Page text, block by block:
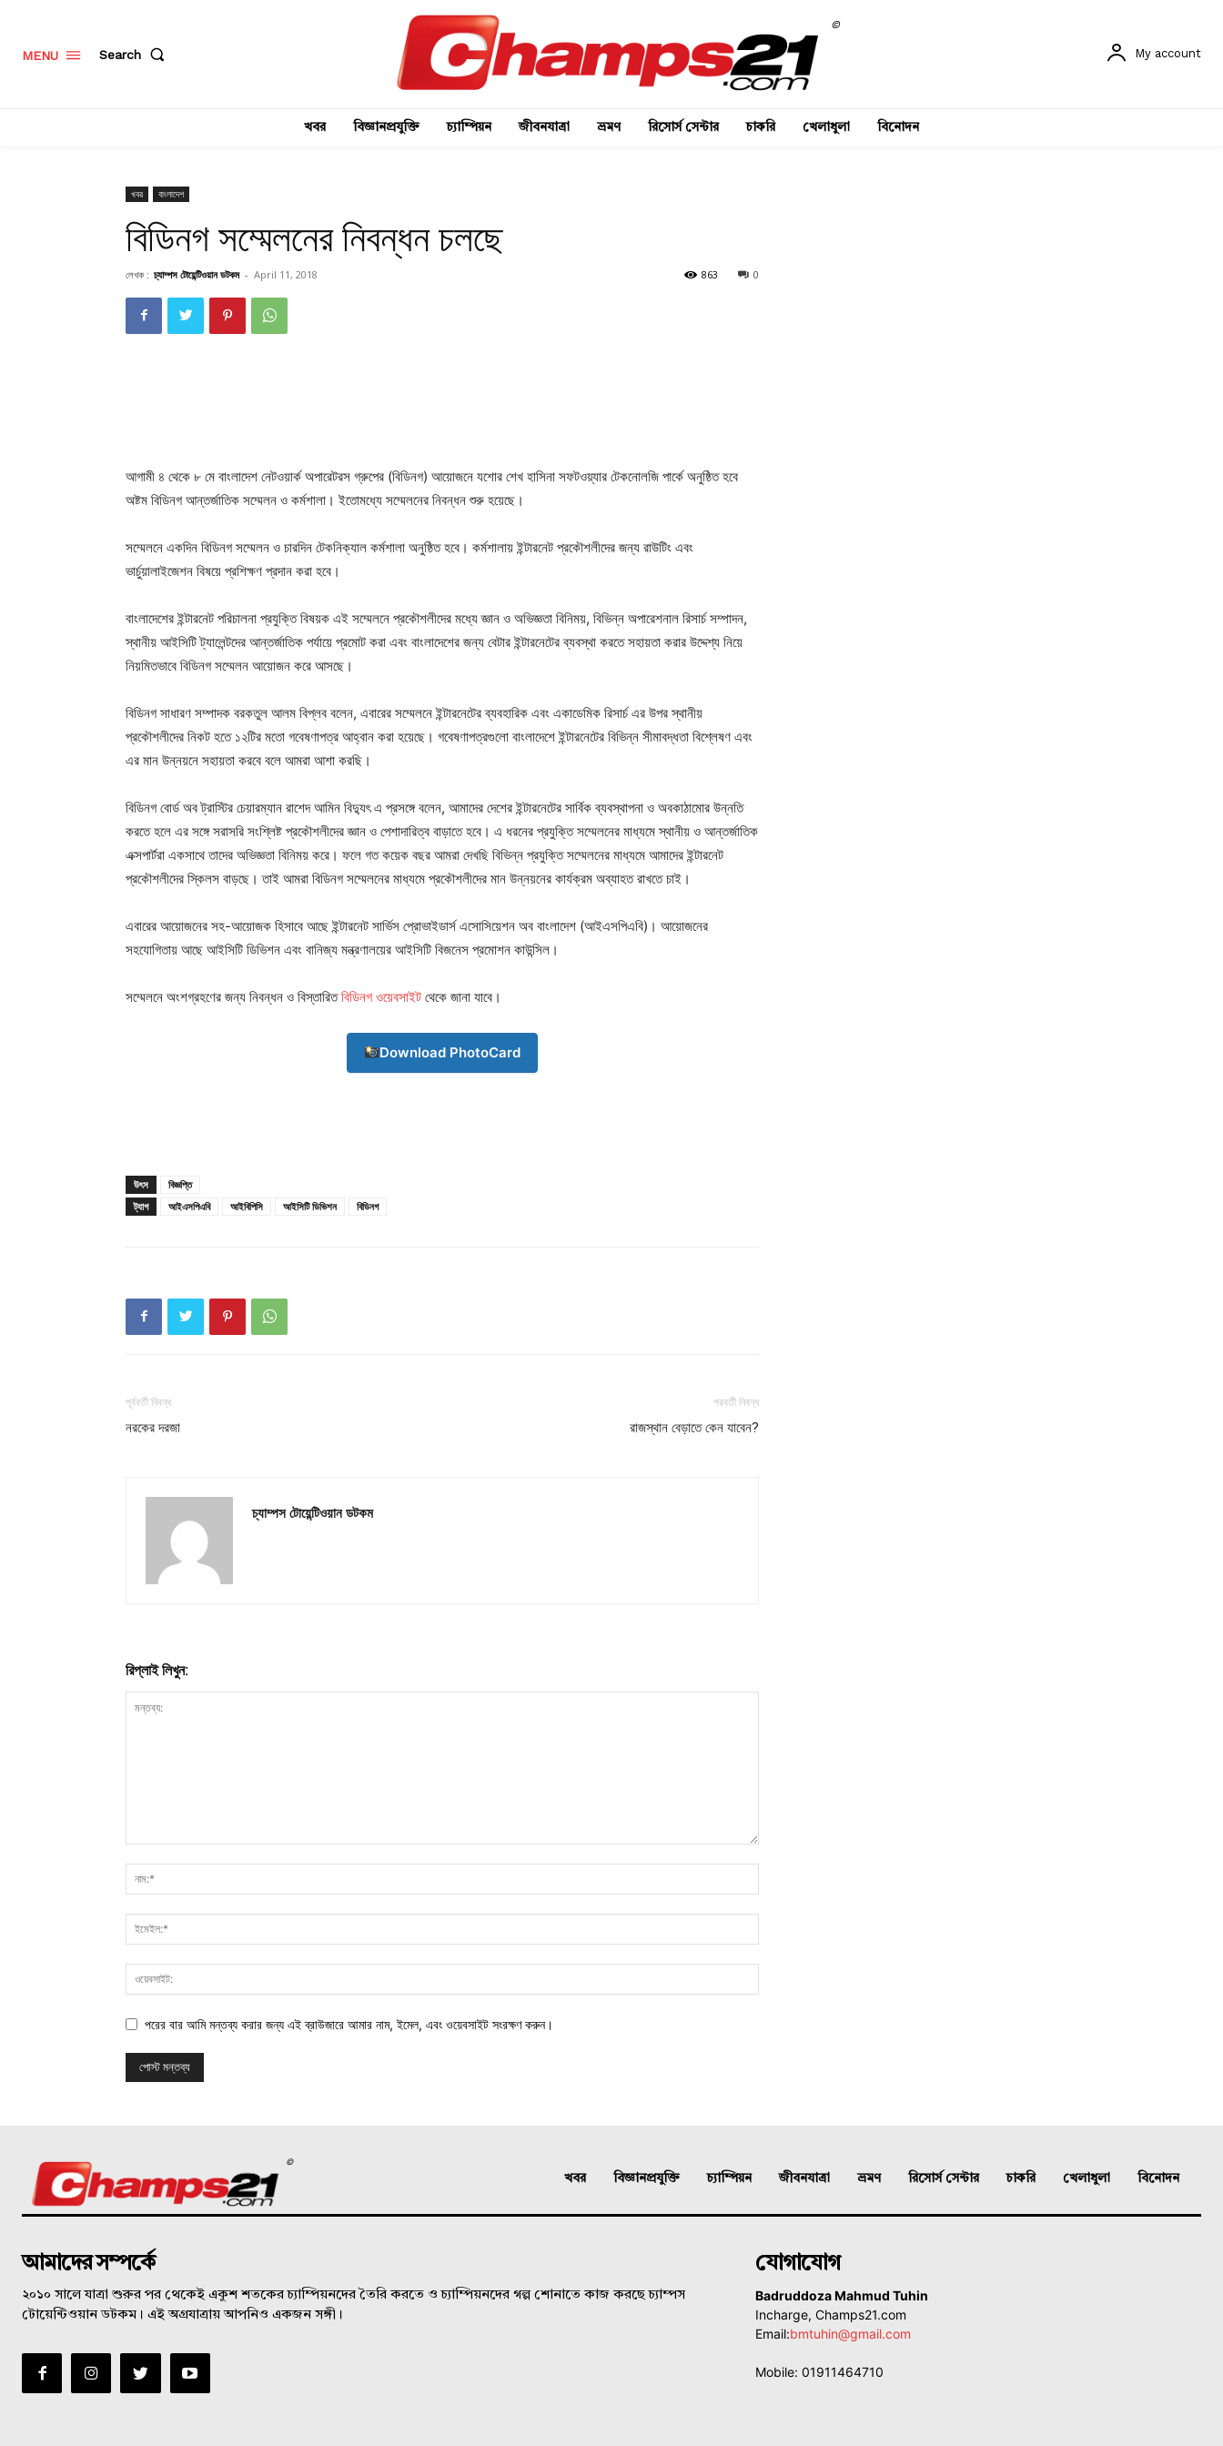
MENU Search
©
My account
খবর বিজ্ঞানপ্রযুক্তি চ্যাম্পিয়ন জীবনযাত্রা ভ্রমণ রিসোর্স সেন্টার চাকরি খেলাধুলা বিনোদন
খবর বাংলাদেশ
বিডিনগ সম্মেলনের নিবন্ধন চলছে
লেখক : চ্যাম্পস টোয়েন্টিওয়ান ডটকম - April 11, 2018 0
863
আগামী ৪ থেকে ৮ মে বাংলাদেশ নেটওয়ার্ক অপারেটরস গ্রুপের (বিডিনগ) আয়োজনে যশোর শেখ হাসিনা সফটওয়্যার টেকনোলজি পার্কে অনুষ্ঠিত হবে
অষ্টম বিডিনগ আন্তর্জাতিক সম্মেলন ও কর্মশালা। ইতোমধ্যে সম্মেলনের নিবন্ধন শুরু হয়েছে।
সম্মেলনে একদিন বিডিনগ সম্মেলন ও চারদিন টেকনিক্যাল কর্মশালা অনুষ্ঠিত হবে। কর্মশালায় ইন্টারনেট প্রকৌশলীদের জন্য রাউটিং এবং
ভার্চুয়ালাইজেশন বিষয়ে প্রশিক্ষণ প্রদান করা হবে।
বাংলাদেশের ইন্টারনেট পরিচালনা প্রযুক্তি বিষয়ক এই সম্মেলনে প্রকৌশলীদের মধ্যে জ্ঞান ও অভিজ্ঞতা বিনিময়, বিভিন্ন অপারেশনাল রিসার্চ সম্পাদন,
স্থানীয় আইসিটি ট্যালেন্টদের আন্তর্জাতিক পর্যায়ে প্রমোট করা এবং বাংলাদেশের জন্য বেটার ইন্টারনেটের ব্যবস্থা করতে সহায়তা করার উদ্দেশ্য নিয়ে
নিয়মিতভাবে বিডিনগ সম্মেলন আয়োজন করে আসছে।
বিডিনগ সাধারণ সম্পাদক বরকতুল আলম বিপ্লব বলেন, এবারের সম্মেলনে ইন্টারনেটের ব্যবহারিক এবং একাডেমিক রিসার্চ এর উপর স্থানীয়
প্রকৌশলীদের নিকট হতে ১২টির মতো গবেষণাপত্র আহ্বান করা হয়েছে। গবেষণাপত্রগুলো বাংলাদেশে ইন্টারনেটের বিভিন্ন সীমাবদ্ধতা বিশ্লেষণ এবং
এর মান উন্নয়নে সহায়তা করবে বলে আমরা আশা করছি।
বিডিনগ বোর্ড অব ট্রাস্টির চেয়ারম্যান রাশেদ আমিন বিদ্যুৎ এ প্রসঙ্গে বলেন, আমাদের দেশের ইন্টারনেটের সার্বিক ব্যবস্থাপনা ও অবকাঠামোর উন্নতি
করতে হলে এর সঙ্গে সরাসরি সংশ্লিষ্ট প্রকৌশলীদের জ্ঞান ও পেশাদারিত্ব বাড়াতে হবে। এ ধরনের প্রযুক্তি সম্মেলনের মাধ্যমে স্থানীয় ও আন্তর্জাতিক
এক্সপার্টরা একসাথে তাদের অভিজ্ঞতা বিনিময় করে। ফলে গত কয়েক বছর আমরা দেখছি বিভিন্ন প্রযুক্তি সম্মেলনের মাধ্যমে আমাদের ইন্টারনেট
প্রকৌশলীদের স্কিলস বাড়ছে। তাই আমরা বিডিনগ সম্মেলনের মাধ্যমে প্রকৌশলীদের মান উন্নয়নের কার্যক্রম অব্যাহত রাখতে চাই।
এবারের আয়োজনের সহ-আয়োজক হিসাবে আছে ইন্টারনেট সার্ভিস প্রোভাইডার্স এসোসিয়েশন অব বাংলাদেশ (আইএসপিএবি)। আয়োজনের
সহযোগিতায় আছে আইসিটি ডিভিশন এবং বানিজ্য মন্ত্রণালয়ের আইসিটি বিজনেস প্রমোশন কাউন্সিল।
সম্মেলনে অংশগ্রহণের জন্য নিবন্ধন ও বিস্তারিতবিডিনগ ওয়েবসাইট থেকে জানা যাবে।
Download PhotoCard
উৎস
বিজ্ঞপ্তি
ট্যাগ
আইএসপিএবি আইবিপিসি আইসিটি ডিভিশন বিডিনগ
পূর্ববর্তী নিবন্ধ
নরকের দরজা
পরবর্তী নিবন্ধ
রাজস্থান বেড়াতে কেন যাবেন?
চ্যাম্পস টোয়েন্টিওয়ান ডটকম
রিপ্লাই লিখুন:
পরের বার আমি মন্তব্য করার জন্য এই ব্রাউজারে আমার নাম, ইমেল, এবং ওয়েবসাইট সংরক্ষণ করুন।
©
খবর বিজ্ঞানপ্রযুক্তি চ্যাম্পিয়ন জীবনযাত্রা ভ্রমণ রিসোর্স সেন্টার চাকরি খেলাধুলা বিনোদন
আমাদের সম্পর্কে
২০১০ সালে যাত্রা শুরুর পর থেকেই একুশ শতকের চ্যাম্পিয়নদের তৈরি করতে ও চ্যাম্পিয়নদের গল্প শোনাতে কাজ করছে চ্যাম্পস
টোয়েন্টিওয়ান ডটকম। এই অগ্রযাত্রায় আপনিও একজন সঙ্গী।
যোগাযোগ
Badruddoza Mahmud Tuhin
Incharge, Champs21.com
Email:bmtuhin@gmail.com
Mobile: 01911464710